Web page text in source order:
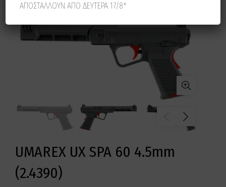
UMAREX UX SPA 60 4.5mm
(2.4390)
ΑΠΟΣΤΑΛΛΟΥΝ ΑΠΟ ΔΕΥΤΕΡΑ 17/8*